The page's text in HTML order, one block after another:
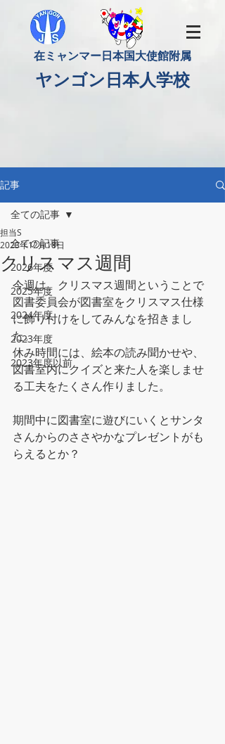
​在ミャンマー日本国大使館附属
​ヤンゴン日本人学校
記事
全ての記事
2026年度
2025年度
2024年度
2023年度
2023年度以前
全ての記事
クリスマス週間
担当S
2023年12月18日
今週は、クリスマス週間ということで
図書委員会が図書室をクリスマス仕様
に飾り付けをしてみんなを招きまし
た。
休み時間には、絵本の読み聞かせや、
図書室内にクイズと来た人を楽しませ
る工夫をたくさん作りました。
期間中に図書室に遊びにいくとサンタ
さんからのささやかなプレゼントがも
らえるとか？